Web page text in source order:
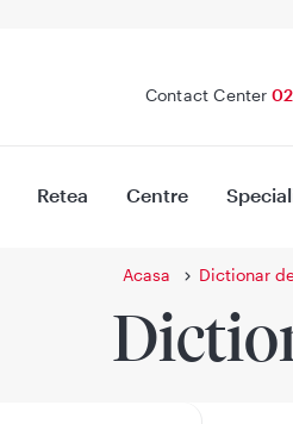
Contact Center
Retea Centre
Acasa Dictionar